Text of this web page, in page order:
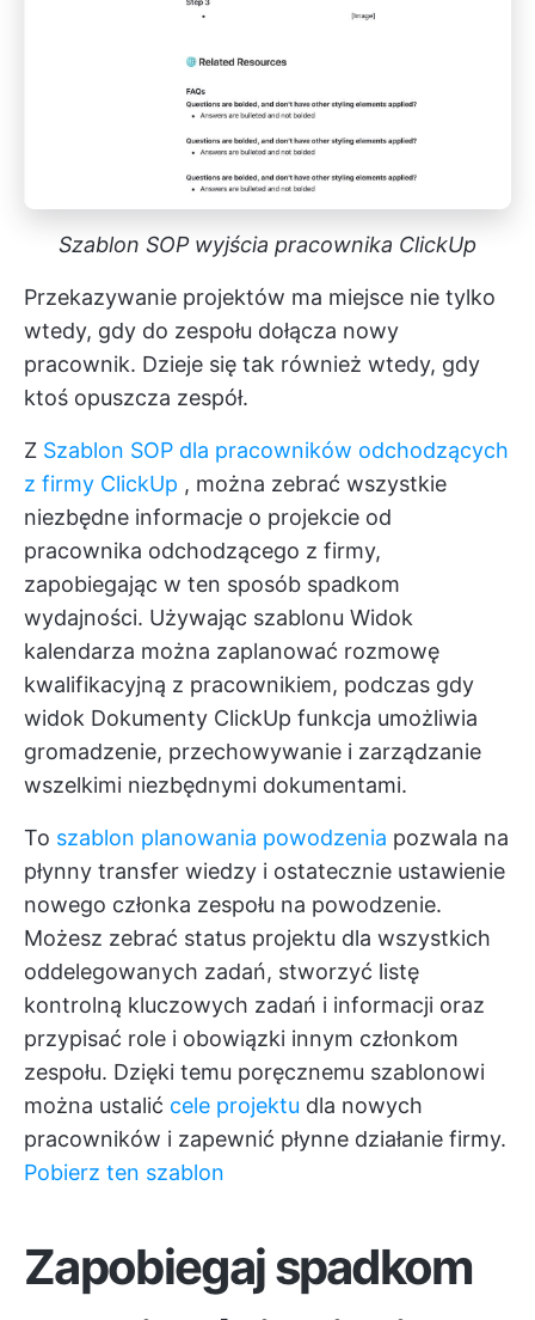
Szablon SOP wyjścia pracownika ClickUp
Przekazywanie projektów ma miejsce nie tylko
wtedy, gdy do zespołu dołącza nowy
pracownik. Dzieje się tak również wtedy, gdy
ktoś opuszcza zespół.
Z Szablon SOP dla pracowników odchodzących
z firmy ClickUp , można zebrać wszystkie
niezbędne informacje o projekcie od
pracownika odchodzącego z firmy,
zapobiegając w ten sposób spadkom
wydajności. Używając szablonu Widok
kalendarza można zaplanować rozmowę
kwalifikacyjną z pracownikiem, podczas gdy
widok Dokumenty ClickUp funkcja umożliwia
gromadzenie, przechowywanie i zarządzanie
wszelkimi niezbędnymi dokumentami.
To szablon planowania powodzenia pozwala na
płynny transfer wiedzy i ostatecznie ustawienie
nowego członka zespołu na powodzenie.
Możesz zebrać status projektu dla wszystkich
oddelegowanych zadań, stworzyć listę
kontrolną kluczowych zadań i informacji oraz
przypisać role i obowiązki innym członkom
zespołu. Dzięki temu poręcznemu szablonowi
można ustalić cele projektu dla nowych
pracowników i zapewnić płynne działanie firmy.
Pobierz ten szablon
Zapobiegaj spadkom